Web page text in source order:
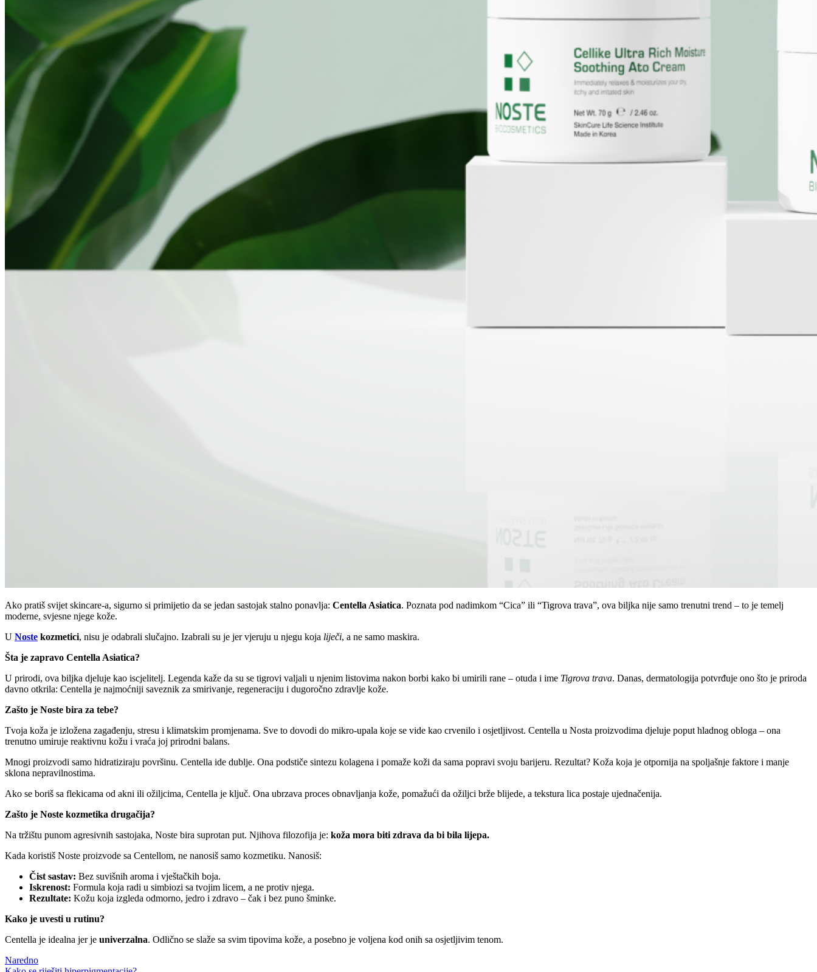
Ako pratiš svijet skincare-a, sigurno si primijetio da se jedan sastojak stalno ponavlja: Centella Asiatica. Poznata pod nadimkom “Cica” ili “Tigrova trava”, ova biljka nije samo trenutni trend – to je temelj
moderne, svjesne njege kože.
U Noste kozmetici, nisu je odabrali slučajno. Izabrali su je jer vjeruju u njegu koja liječi, a ne samo maskira.
Šta je zapravo Centella Asiatica?
U prirodi, ova biljka djeluje kao iscjelitelj. Legenda kaže da su se tigrovi valjali u njenim listovima nakon borbi kako bi umirili rane – otuda i ime Tigrova trava. Danas, dermatologija potvrđuje ono što je priroda
davno otkrila: Centella je najmoćniji saveznik za smirivanje, regeneraciju i dugoročno zdravlje kože.
Zašto je Noste bira za tebe?
Tvoja koža je izložena zagađenju, stresu i klimatskim promjenama. Sve to dovodi do mikro-upala koje se vide kao crvenilo i osjetljivost. Centella u Nosta proizvodima djeluje poput hladnog obloga – ona
trenutno umiruje reaktivnu kožu i vraća joj prirodni balans.
Mnogi proizvodi samo hidratiziraju površinu. Centella ide dublje. Ona podstiče sintezu kolagena i pomaže koži da sama popravi svoju barijeru. Rezultat? Koža koja je otpornija na spoljašnje faktore i manje
sklona nepravilnostima.
Ako se boriš sa flekicama od akni ili ožiljcima, Centella je ključ. Ona ubrzava proces obnavljanja kože, pomažući da ožiljci brže blijede, a tekstura lica postaje ujednačenija.
Zašto je Noste kozmetika drugačija?
Na tržištu punom agresivnih sastojaka, Noste bira suprotan put. Njihova filozofija je: koža mora biti zdrava da bi bila lijepa.
Kada koristiš Noste proizvode sa Centellom, ne nanosiš samo kozmetiku. Nanosiš:
Čist sastav: Bez suvišnih aroma i vještačkih boja.
Iskrenost: Formula koja radi u simbiozi sa tvojim licem, a ne protiv njega.
Rezultate: Kožu koja izgleda odmorno, jedro i zdravo – čak i bez puno šminke.
Kako je uvesti u rutinu?
Centella je idealna jer je univerzalna. Odlično se slaže sa svim tipovima kože, a posebno je voljena kod onih sa osjetljivim tenom.
Naredno